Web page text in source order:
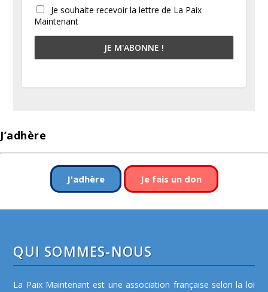
Je souhaite recevoir la lettre de La Paix
Maintenant
J’adhère
J'adhère Je fais un don
QUI SOMMES-NOUS
La Paix Maintenant est une association française selon la loi